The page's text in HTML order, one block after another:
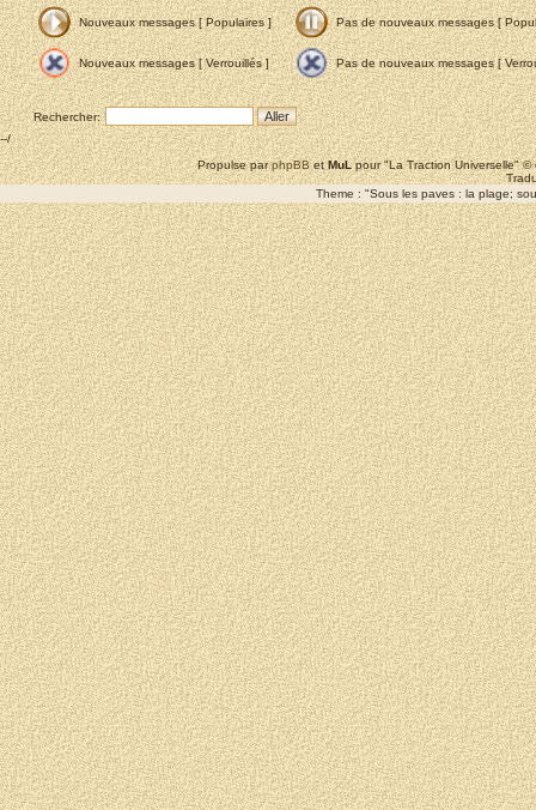
Nouveaux messages [ Populaires ] Pas de nouveaux messages [
Nouveaux messages [ Verrouillés ] Pas de nouveaux messages [
Rechercher:
--/
Propulse parphpBBetMuLpour "La Traction Universelle"
Theme : "Sous les paves : la plage;